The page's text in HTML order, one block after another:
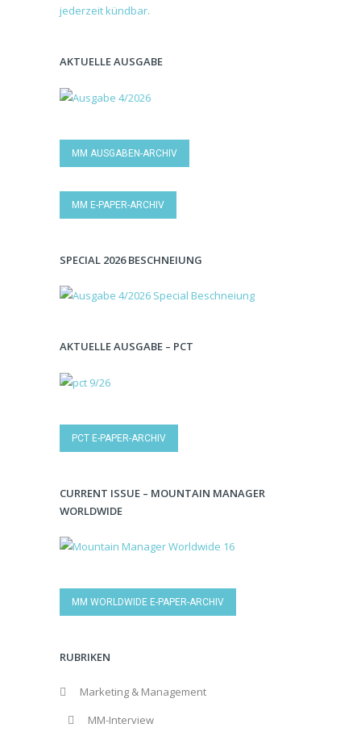
AKTUELLE AUSGABE
MM AUSGABEN-ARCHIV
MM E-PAPER-ARCHIV
SPECIAL 2026 BESCHNEIUNG
AKTUELLE AUSGABE – PCT
PCT E-PAPER-ARCHIV
CURRENT ISSUE – MOUNTAIN MANAGER
WORLDWIDE
MM WORLDWIDE E-PAPER-ARCHIV
RUBRIKEN
Marketing & Management
MM-Interview